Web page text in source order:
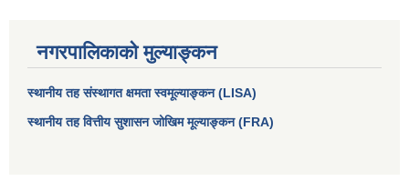
नगरपालिकाको मुल्याङ्कन
स्थानीय तह संस्थागत क्षमता स्वमूल्याङ्कन (LISA)
स्थानीय तह वित्तीय सुशासन जोखिम मूल्याङ्कन (FRA)